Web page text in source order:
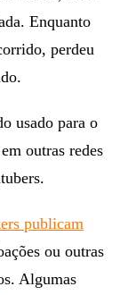
Enquanto
perdeu
usado para o
outras redes
publicam
ou outras
Algumas